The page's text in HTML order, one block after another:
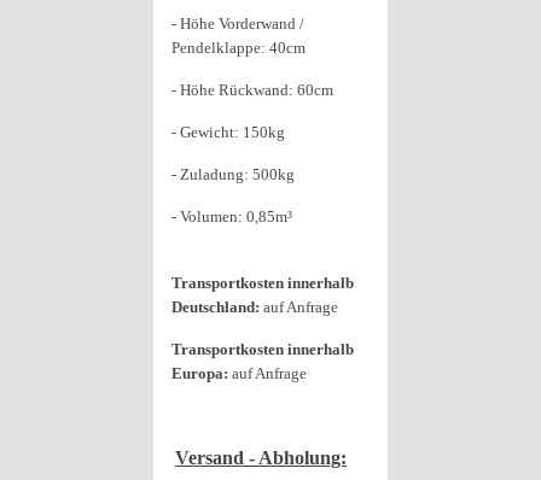
- Höhe Vorderwand /
Pendelklappe: 40cm
- Höhe Rückwand: 60cm
- Gewicht: 150kg
- Zuladung: 500kg
- Volumen: 0,85m³
Transportkosten innerhalb
Deutschland: auf Anfrage
Transportkosten innerhalb
Europa: auf Anfrage
Versand - Abholung: